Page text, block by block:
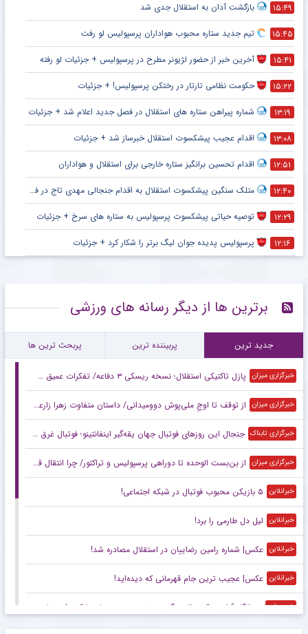
۱۵:۴۹ بازگشت آدان به استقلال جدی شد
۱۵:۴۵ تیم جدید ستاره محبوب هواداران پرسپولیس لو رفت
۱۵:۴۱ آخرین خبر از حضور لژیونر مطرح در پرسپولیس + جزئیات لو رفته
۱۵:۲۲ حکومت نظامی تارتار در رختکن پرسپولیس! + جزئیات
۱۳:۱۹ شماره پیراهن ستاره های استقلال در فصل جدید اعلام شد + جزئیات
۱۳:۰۸ اقدام عجیب پیشکسوت استقلال خبرساز شد + جزئیات
۱۲:۵۱ اقدام تحسین برانگیز ستاره خارجی برای استقلال و هواداران
۱۲:۴۰ متلک سنگین پیشکسوت استقلال به اقدام جنجالی مهدی تاج در فدراسیون فوتبال
۱۲:۲۹ توصیه حیاتی پیشکسوت پرسپولیس به ستاره های سرخ + جزئیات
۱۲:۱۶ پرسپولیس پدیده جوان لیگ برتر را شکار کرد + جزئیات
برترین ها از دیگر رسانه های ورزشی
جدید ترین پربیننده ترین پربحث ترین ها
خبرگزاری میزان پازل تاکتیکی استقلال؛ نسخه ریسکی ۳ دفاعه/ تفکرات عمیق سهراب با اسکواد کم‌عمق
خبرگزاری میزان از توقف تا اوجِ ملی‌پوش دوومیدانی/ داستان متفاوت زهرا زارعی در آستانه ناگویا
خبرگزاری تابناک جنجال این روزهای فوتبال جهان یقه‌گیر اینفانتینو؛ فوتبال غرق در اقتصاد
خبرگزاری میزان از بن‌بست الوحده تا دوراهی پرسپولیس و تراکتور/ چرا انتقال قربانی در هاله‌ای از ابهام است؟
خبرانلاین ۵ بازیکن محبوب فوتبال در شبکه اجتماعی!
خبرانلاین لیل دل طارمی را برد!
خبرانلاین عکس| شماره رامین رضاییان در استقلال مصادره شد!
خبرانلاین عکس| عجیب ترین جام قهرمانی که دیده‌اید!
خبرورزشی ورزشگاه آزادی یک سال دیگر هم نمی‌رسد؛ بچه‌ها متشکریم/ روزنامه خبرورزشی یکشنبه را ببینید